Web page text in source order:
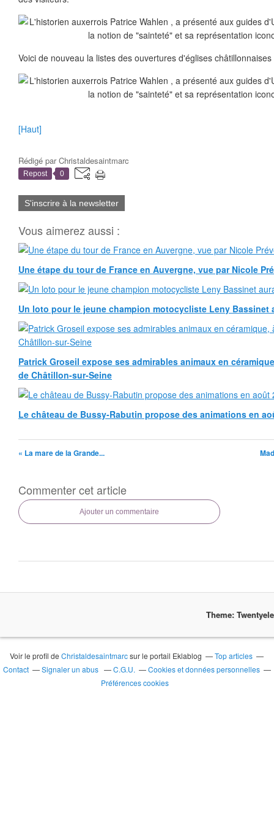
Voici de nouveau la listes des ouvertures d'églises
[Haut]
Rédigé parChristaldesaintmarc
Repost 0
S'inscrire à la newsletter
Vous aimerez aussi :
Une étape du tour de France en Auvergne, vue par Nicole
Un loto pour le jeune champion motocycliste Leny Bassinet
Patrick Groseil expose ses admirables animaux en
de Châtillon-sur-Seine
Le château de Bussy-Rabutin propose des animations en
« La mare de la Grande...
Commenter cet article
Ajouter un commentaire
Theme:
Voir le profil deChristaldesaintmarcsur le portail Eklablog
Top articles
Contact
Signaler un abus C.G.U.
Cookies et données personnelles
Préférences cookies